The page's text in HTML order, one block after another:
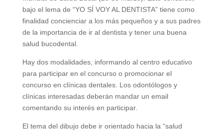
bajo el lema de “YO SÍ VOY AL DENTISTA” tiene como
finalidad concienciar a los más pequeños y a sus padres
de la importancia de ir al dentista y tener una buena
salud bucodental.
Hay dos modalidades, informando al centro educativo
para participar en el concurso o promocionar el
concurso en clínicas dentales. Los odontólogos y
clínicas interesadas deberán mandar un email
comentando su interés en participar.
El tema del dibujo debe ir orientado hacia la “salud